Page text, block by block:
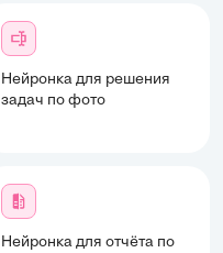
Нейронка для решения
задач по фото
Нейронка для отчёта по